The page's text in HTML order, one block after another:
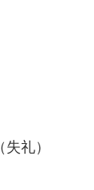
礼）